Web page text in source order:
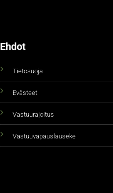
Ehdot
Tietosuoja
Evästeet
Vastuurajoitus
Vastuuvapauslauseke